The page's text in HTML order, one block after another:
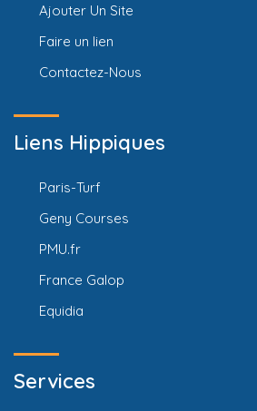
Ajouter Un Site
Faire un lien
Contactez-Nous
Liens Hippiques
Paris-Turf
Geny Courses
PMU.fr
France Galop
Equidia
Services